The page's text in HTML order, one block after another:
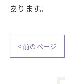
あります。
< 前のページ